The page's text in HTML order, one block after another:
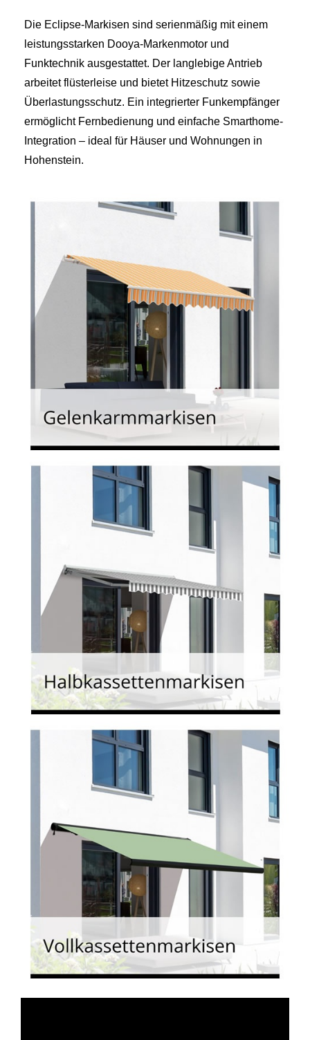
Die Eclipse-Markisen sind serienmäßig mit einem
leistungsstarken Dooya-Markenmotor und
Funktechnik ausgestattet. Der langlebige Antrieb
arbeitet flüsterleise und bietet Hitzeschutz sowie
Überlastungsschutz. Ein integrierter Funkempfänger
ermöglicht Fernbedienung und einfache Smarthome-
Integration – ideal für Häuser und Wohnungen in
Hohenstein.